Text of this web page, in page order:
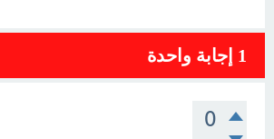
1 إجابة واحدة
0